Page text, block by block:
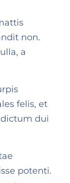
non.
a
felis, et
dui
potenti.